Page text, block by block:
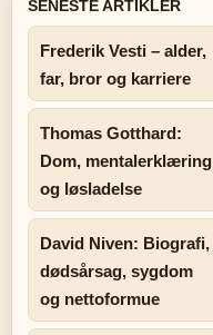
SENESTE ARTIKLER
Frederik Vesti – alder,
far, bror og karriere
Thomas Gotthard:
Dom, mentalerklæring
og løsladelse
David Niven: Biografi,
dødsårsag, sygdom
og nettoformue